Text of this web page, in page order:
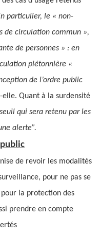
particulier, le « non-
de circulation commun »,
de personnes » : en
piétonnière «
de l’ordre public
elle. Quant à la surdensité
qui sera retenu par les
alerte”.
de revoir les modalités
pour ne pas se
la protection des
prendre en compte